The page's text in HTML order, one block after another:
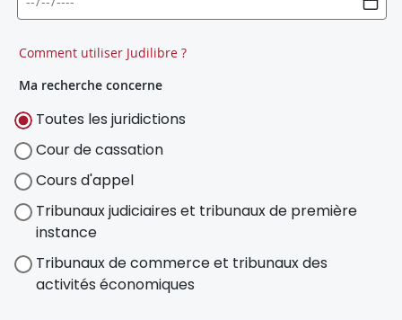
Comment utiliser Judilibre ?
Ma recherche concerne
Toutes les juridictions
Cour de cassation
Cours d'appel
Tribunaux judiciaires et tribunaux de première
instance
Tribunaux de commerce et tribunaux des
activités économiques